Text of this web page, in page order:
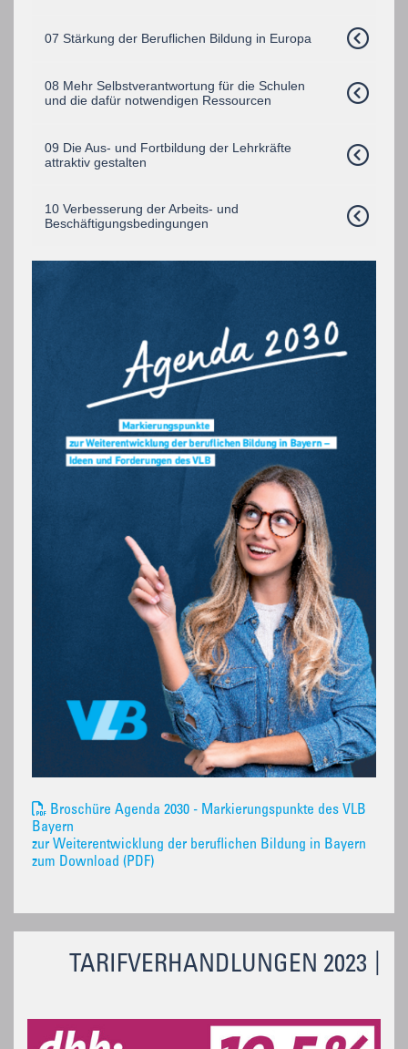
TARIFVERHANDLUNGEN 2023
07 Stärkung der Beruflichen Bildung in Europa
08 Mehr Selbstverantwortung für die Schulen
und die dafür notwendigen Ressourcen
09 Die Aus- und Fortbildung der Lehrkräfte
attraktiv gestalten
10 Verbesserung der Arbeits- und
Beschäftigungsbedingungen
Broschüre Agenda 2030 - Markierungspunkte des VLB
Bayern
zur Weiterentwicklung der beruflichen Bildung in Bayern
zum Download (PDF)